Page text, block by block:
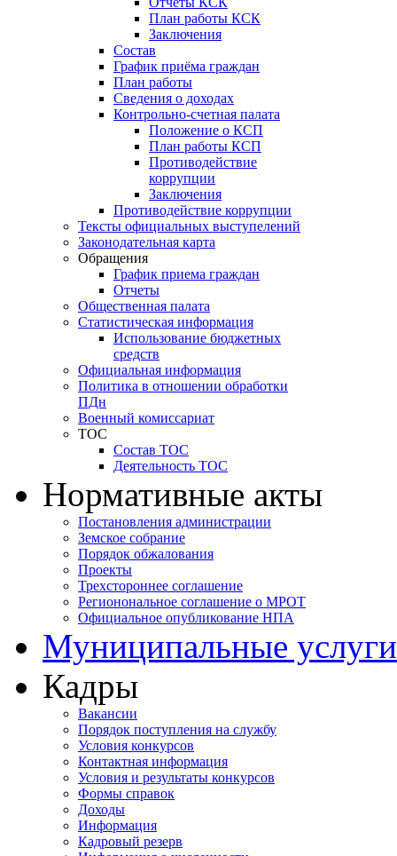
План работы КСК
Заключения
Состав
График приёма граждан
План работы
Сведения о доходах
Контрольно-счетная палата
Положение о КСП
План работы КСП
Противодействие
коррупции
Заключения
Противодействие коррупции
Тексты официальных выступелений
Законодательная карта
Обращения
График приема граждан
Отчеты
Общественная палата
Статистическая информация
Использование бюджетных
средств
Официальная информация
Политика в отношении обработки
ПДн
Военный комиссариат
ТОС
Состав ТОС
Деятельность ТОС
Нормативные акты
Постановления администрации
Земское собрание
Порядок обжалования
Проекты
Трехстороннее соглашение
Регионональное соглашение о МРОТ
Официальное опубликование НПА
Муниципальные услуги
Кадры
Вакансии
Порядок поступления на службу
Условия конкурсов
Контактная информация
Условия и результаты конкурсов
Формы справок
Доходы
Информация
Кадровый резерв